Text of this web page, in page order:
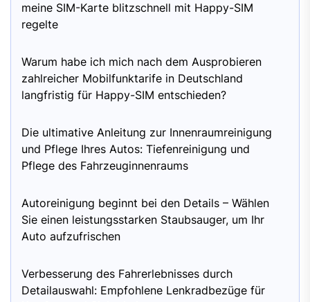
meine SIM-Karte blitzschnell mit Happy-SIM
regelte
Warum habe ich mich nach dem Ausprobieren
zahlreicher Mobilfunktarife in Deutschland
langfristig für Happy-SIM entschieden?
Die ultimative Anleitung zur Innenraumreinigung
und Pflege Ihres Autos: Tiefenreinigung und
Pflege des Fahrzeuginnenraums
Autoreinigung beginnt bei den Details – Wählen
Sie einen leistungsstarken Staubsauger, um Ihr
Auto aufzufrischen
Verbesserung des Fahrerlebnisses durch
Detailauswahl: Empfohlene Lenkradbezüge für